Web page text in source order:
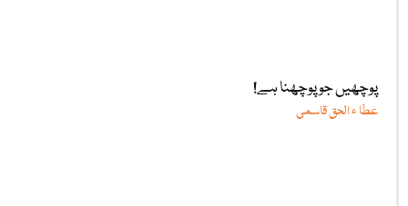
پوچھیں جو پوچھنا ہے!
عطا ء الحق قاسمی